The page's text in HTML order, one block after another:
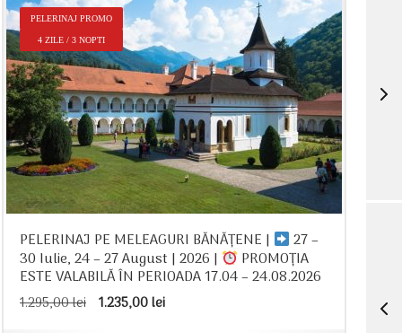
PELERINAJ PROMO
4 ZILE / 3 NOPTI
PELERINAJ PE MELEAGURI BĂNĂȚENE | 27 –
30 Iulie, 24 – 27 August | 2026 | PROMOȚIA
ESTE VALABILĂ ÎN PERIOADA 17.04 – 24.08.2026
1.295,00lei Prețul
1.235,00leiPrețul